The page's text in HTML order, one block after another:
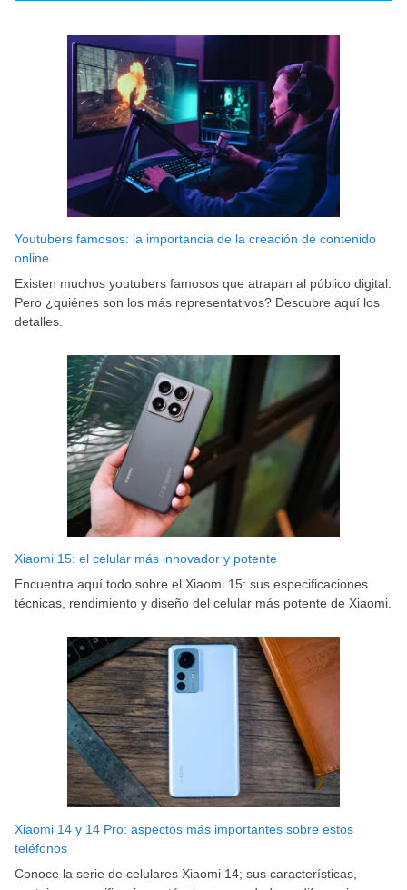
Youtubers famosos: la importancia de la creación de contenido
online
Existen muchos youtubers famosos que atrapan al público digital.
Pero ¿quiénes son los más representativos? Descubre aquí los
detalles.
Xiaomi 15: el celular más innovador y potente
Encuentra aquí todo sobre el Xiaomi 15: sus especificaciones
técnicas, rendimiento y diseño del celular más potente de Xiaomi.
Xiaomi 14 y 14 Pro: aspectos más importantes sobre estos
teléfonos
Conoce la serie de celulares Xiaomi 14; sus características,